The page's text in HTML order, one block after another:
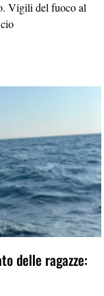
Vigili del fuoco al
delle ragazze: